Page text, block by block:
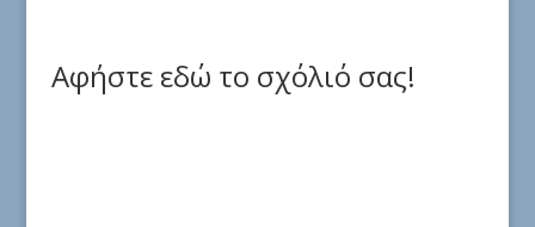
Αφήστε εδώ το σχόλιό σας!